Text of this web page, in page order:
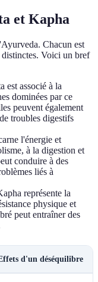
et Kapha
Chacun est
distinctes. Voici un bref
est associé à la
dominées par ce
peuvent également
troubles digestifs
l'énergie et
à la digestion et
conduire à des
liés à
représente la
physique et
peut entraîner des
d'un déséquilibre